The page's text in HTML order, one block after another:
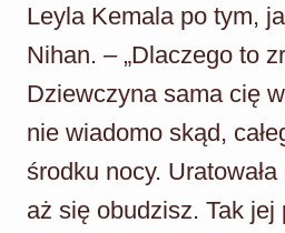
Leyla Kemala po tym,
Nihan. – „Dlaczego to
Dziewczyna sama cię
nie wiadomo skąd,
środku nocy.
aż się obudzisz. Tak jej